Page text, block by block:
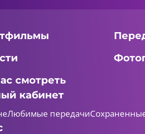
смотреть
кабинет
Любимые передачи